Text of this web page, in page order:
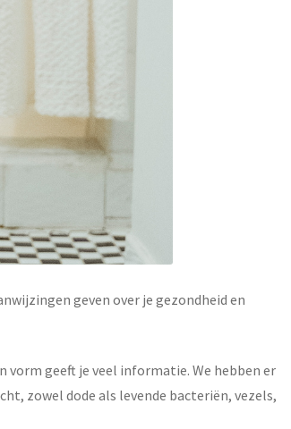
geven over je gezondheid en
geeft je veel informatie. We hebben er
zowel dode als levende bacteriën, vezels,